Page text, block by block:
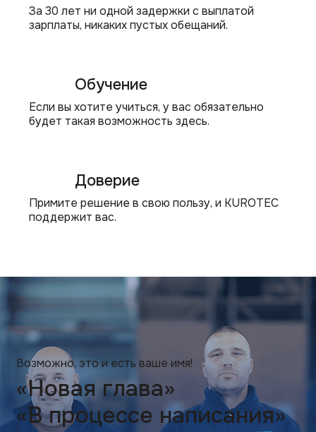
За 30 лет ни одной задержки с выплатой
зарплаты, никаких пустых обещаний.
Если вы хотите учиться, у вас обязательно
будет такая возможность здесь.
Обучение
Примите решение в свою пользу, и KUROTEC
поддержит вас.
Доверие
Возможно, это и есть ваше имя!
«Новая глава»
«В процессе написания»